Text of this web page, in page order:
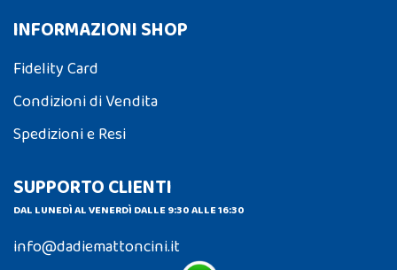
INFORMAZIONI SHOP
Fidelity Card
Condizioni di Vendita
Spedizioni e Resi
SUPPORTO CLIENTI
DAL LUNEDÌ AL VENERDÌ DALLE 9:30 ALLE 16:30
info@dadiemattoncini.it